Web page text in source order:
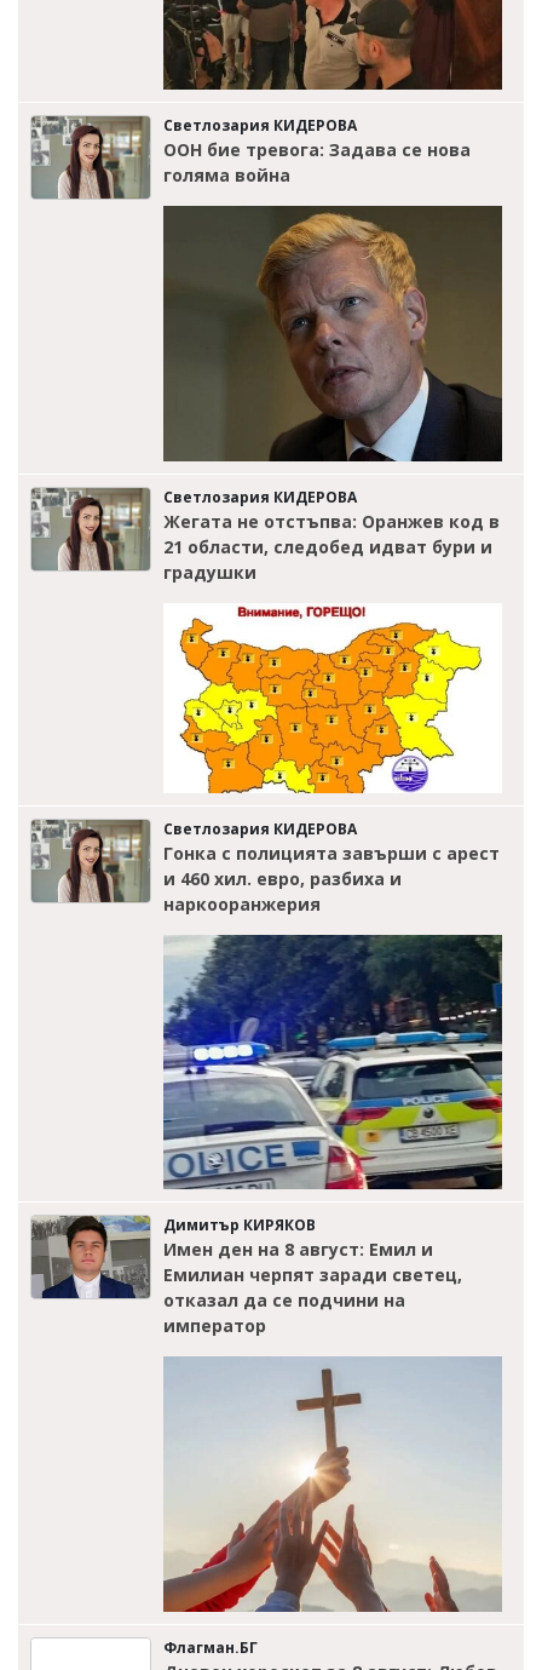
Светлозария КИДЕРОВА
ООН бие тревога: Задава се нова
голяма война
Светлозария КИДЕРОВА
Жегата не отстъпва: Оранжев код в
21 области, следобед идват бури и
градушки
Светлозария КИДЕРОВА
Гонка с полицията завърши с арест
и 460 хил. евро, разбиха и
наркооранжерия
Димитър КИРЯКОВ
Имен ден на 8 август: Емил и
Емилиан черпят заради светец,
отказал да се подчини на
император
Флагман.БГ